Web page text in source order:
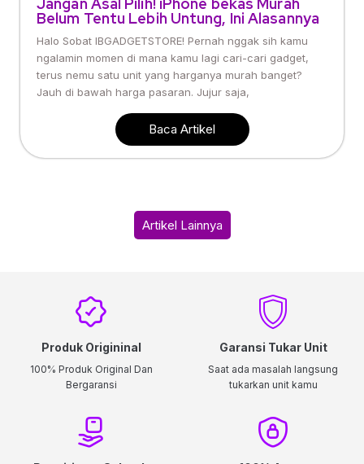
Jangan Asal Pilih! iPhone bekas Murah
Belum Tentu Lebih Untung, Ini Alasannya
Halo Sobat IBGADGETSTORE! Pernah nggak sih kamu
ngalamin momen di mana kamu lagi cari-cari gadget,
terus nemu satu unit yang harganya murah banget?
Jauh di bawah harga pasaran. Jujur saja,
Baca Artikel
Artikel Lainnya
Produk Origininal
100% Produk Original Dan
Bergaransi
Garansi Tukar Unit
Saat ada masalah langsung
tukarkan unit kamu